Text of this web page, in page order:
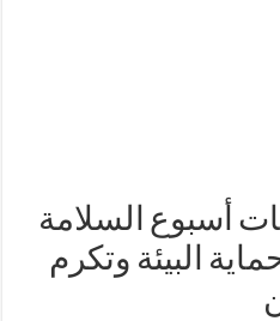
ابوسنان
أسبوع السلامة
البيئة وتكرم